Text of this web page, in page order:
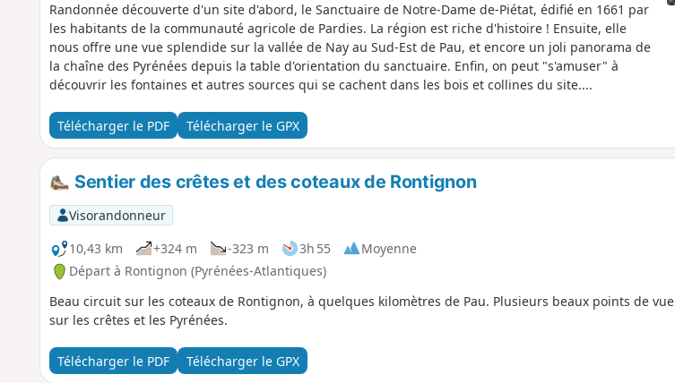
Randonnée découverte d'un site d'abord, le Sanctuaire de Notre-Dame de-Piétat, édifié en 1661 par
les habitants de la communauté agricole de Pardies. La région est riche d'histoire ! Ensuite, elle
nous offre une vue splendide sur la vallée de Nay au Sud-Est de Pau, et encore un joli panorama de
la chaîne des Pyrénées depuis la table d'orientation du sanctuaire. Enfin, on peut "s'amuser" à
découvrir les fontaines et autres sources qui se cachent dans les bois et collines du site....
Télécharger le PDF Télécharger le GPX
Sentier des crêtes et des coteaux de Rontignon
Visorandonneur
10,43 km
+324 m -323 m 3h 55
Moyenne
Départ à Rontignon (Pyrénées-Atlantiques)
Beau circuit sur les coteaux de Rontignon, à quelques kilomètres de Pau. Plusieurs beaux points de vue
sur les crêtes et les Pyrénées.
Télécharger le PDF Télécharger le GPX